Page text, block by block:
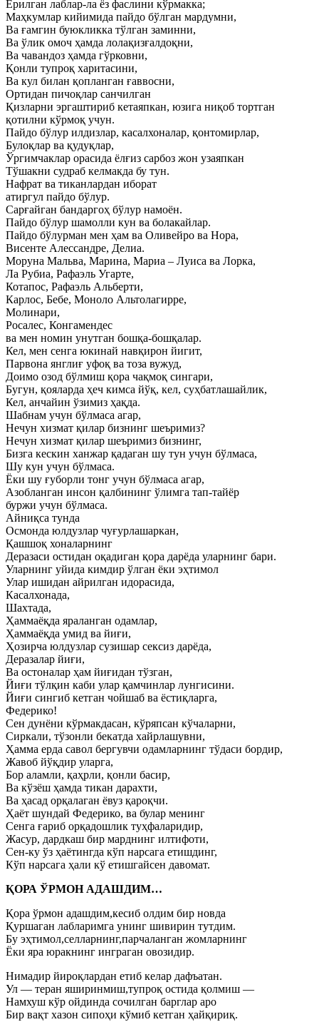
Ёрилган лаблар-ла ёз фаслини кўрмакка;
Маҳкумлар кийимида пайдо бўлган мардумни,
Ва ғамгин буюкликка тўлган заминни,
Ва ўлик омоч ҳамда лолақизғалдоқни,
Ва чавандоз ҳамда гўрковни,
Қонли тупроқ харитасини,
Ва кул билан қопланган ғаввосни,
Ортидан пичоқлар санчилган
Қизларни эргаштириб кетаяпкан, юзига ниқоб тортган
қотилни кўрмоқ учун.
Пайдо бўлур илдизлар, касалхоналар, қонтомирлар,
Булоқлар ва қудуқлар,
Ўргимчаклар орасида ёлғиз сарбоз жон узаяпкан
Тўшакни судраб келмакда бу тун.
Нафрат ва тиканлардан иборат
атиргул пайдо бўлур.
Сарғайган бандаргоҳ бўлур намоён.
Пайдо бўлур шамолли кун ва болакайлар.
Пайдо бўлурман мен ҳам ва Оливейро ва Нора,
Висенте Алессандре, Делиа.
Моруна Мальва, Марина, Мариа – Луиса ва Лорка,
Ла Рубиа, Рафаэль Угарте,
Котапос, Рафаэль Альберти,
Карлос, Бебе, Моноло Альтолагирре,
Молинари,
Росалес, Конгамендес
ва мен номин унутган бошқа-бошқалар.
Кел, мен сенга юкинай навқирон йигит,
Парвона янглиғ уфоқ ва тоза вужуд,
Доимо озод бўлмиш қора чақмоқ сингари,
Бугун, қояларда ҳеч кимса йўқ, кел, суҳбатлашайлик,
Кел, анчайин ўзимиз ҳақда.
Шабнам учун бўлмаса агар,
Нечун хизмат қилар бизнинг шеъримиз?
Нечун хизмат қилар шеъримиз бизнинг,
Бизга кескин ханжар қадаган шу тун учун бўлмаса,
Шу кун учун бўлмаса.
Ёки шу ғуборли тонг учун бўлмаса агар,
Азобланган инсон қалбининг ўлимга тап-тайёр
буржи учун бўлмаса.
Айниқса тунда
Осмонда юлдузлар чуғурлашаркан,
Қашшоқ хоналарнинг
Деразаси остидан оқадиган қора дарёда уларнинг бари.
Уларнинг уйида кимдир ўлган ёки эҳтимол
Улар ишидан айрилган идорасида,
Касалхонада,
Шахтада,
Ҳаммаёқда яраланган одамлар,
Ҳаммаёқда умид ва йиғи,
Ҳозирча юлдузлар сузишар сексиз дарёда,
Деразалар йиғи,
Ва остоналар ҳам йиғидан тўзган,
Йиғи тўлқин каби улар қамчинлар лунгисини.
Йиғи сингиб кетган чойшаб ва ёстиқларга,
Федерико!
Сен дунёни кўрмакдасан, кўряпсан кўчаларни,
Сиркали, тўзонли бекатда хайрлашувни,
Ҳамма ерда савол бергувчи одамларнинг тўдаси бордир,
Жавоб йўқдир уларга,
Бор аламли, қаҳрли, қонли басир,
Ва кўзёш ҳамда тикан дарахти,
Ва ҳасад орқалаган ёвуз қароқчи.
Ҳаёт шундай Федерико, ва булар менинг
Сенга ғариб орқадошлик туҳфаларидир,
Жасур, дардкаш бир марднинг илтифоти,
Сен-ку ўз ҳаётингда кўп нарсага етишдинг,
Кўп нарсага ҳали кў етишгайсен давомат.
ҚОРА ЎРМОН АДАШДИМ…
Қора ўрмон адашдим,кесиб олдим бир новда
Қуршаган лабларимга унинг шивирин тутдим.
Бу эҳтимол,селларнинг,парчаланган жомларнинг
Ёки яра юракнинг инграган овозидир.
Нимадир йироқлардан етиб келар дафъатан.
Ул — теран яширинмиш,тупроқ остида қолмиш —
Намхуш кўр ойдинда сочилган барглар аро
Бир вақт хазон сипоҳи кўмиб кетган ҳайқириқ.